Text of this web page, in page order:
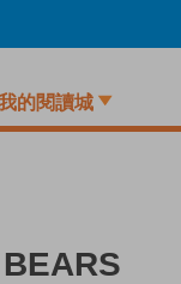
的閱讀城